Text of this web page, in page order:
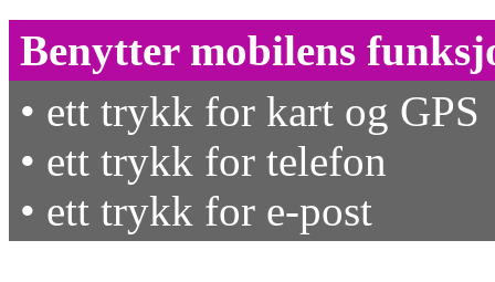
Benytter mobilens
• ett trykk for kart og GPS
• ett trykk for telefon
• ett trykk for e-post